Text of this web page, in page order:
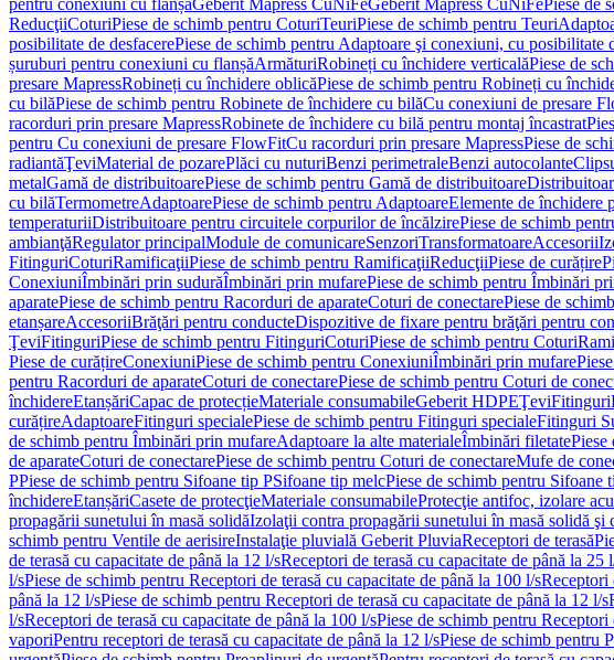
pentru conexiuni cu flanșăGeberit Mapress CuNiFeGeberit Mapress CuNiFePiese de
ReducţiiCoturiPiese de schimb pentru CoturiTeuriPiese de schimb pentru Teuri
posibilitate de desfacerePiese de schimb pentru Adaptoare şi conexiuni, cu posibilitate
șuruburi pentru conexiuni cu flanșăArmăturiRobineți cu închidere verticalăPiese de
presare MapressRobineți cu închidere oblicăPiese de schimb pentru Robineți cu
cu bilăPiese de schimb pentru Robinete de închidere cu bilăCu conexiuni de presare
racorduri prin presare MapressRobinete de închidere cu bilă pentru montaj încastrat
pentru Cu conexiuni de presare FlowFitCu racorduri prin presare MapressPiese de
radiantăŢeviMaterial de pozarePlăci cu nuturiBenzi perimetraleBenzi autocolante
metalGamă de distribuitoarePiese de schimb pentru Gamă de distribuitoare
cu bilăTermometreAdaptoarePiese de schimb pentru AdaptoareElemente de închidere
temperaturiiDistribuitoare pentru circuitele corpurilor de încălzirePiese de schimb
ambianţăRegulator principalModule de comunicareSenzoriTransformatoareAccesorii
FitinguriCoturiRamificaţiiPiese de schimb pentru RamificaţiiReducţiiPiese de curățire
ConexiuniÎmbinări prin sudurăÎmbinări prin mufarePiese de schimb pentru Îmbinări
aparatePiese de schimb pentru Racorduri de aparateCoturi de conectarePiese de
etanșareAccesoriiBrăţări pentru conducteDispozitive de fixare pentru brăţări pentru
ŢeviFitinguriPiese de schimb pentru FitinguriCoturiPiese de schimb pentru Coturi
Piese de curățireConexiuniPiese de schimb pentru ConexiuniÎmbinări prin mufare
pentru Racorduri de aparateCoturi de conectarePiese de schimb pentru Coturi de
închidereEtanșăriCapac de protecțieMateriale consumabileGeberit HDPEŢeviFitinguri
curățireAdaptoareFitinguri specialePiese de schimb pentru Fitinguri specialeFitinguri
de schimb pentru Îmbinări prin mufareAdaptoare la alte materialeÎmbinări filetatePiese
de aparateCoturi de conectarePiese de schimb pentru Coturi de conectareMufe de
PPiese de schimb pentru Sifoane tip PSifoane tip melcPiese de schimb pentru Sifoane
închidereEtanșăriCasete de protecţieMateriale consumabileProtecţie antifoc, izolare
propagării sunetului în masă solidăIzolaţii contra propagării sunetului în masă solidă şi
schimb pentru Ventile de aerisireInstalaţie pluvială Geberit PluviaReceptori de terasă
de terasă cu capacitate de până la 12 l/sReceptori de terasă cu capacitate de până la 25
l/sPiese de schimb pentru Receptori de terasă cu capacitate de până la 100 l/sReceptori
până la 12 l/sPiese de schimb pentru Receptori de terasă cu capacitate de până la 12 l/s
l/sReceptori de terasă cu capacitate de până la 100 l/sPiese de schimb pentru
vaporiPentru receptori de terasă cu capacitate de până la 12 l/sPiese de schimb pentru